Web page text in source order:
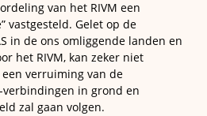
van het RIVM een
vastgesteld. Gelet op de
in de ons omliggende landen en
het RIVM, kan zeker niet
verruiming van de
verbindingen in grond en
zal gaan volgen.